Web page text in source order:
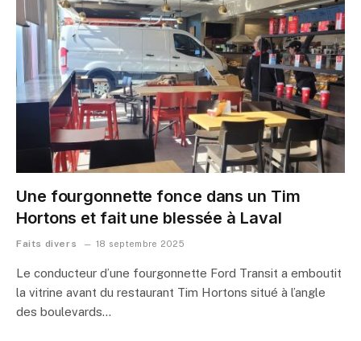
Une fourgonnette fonce dans un Tim
Hortons et fait une blessée à Laval
Faits divers 18 septembre 2025
Le conducteur d’une fourgonnette Ford Transit a emboutit
la vitrine avant du restaurant Tim Hortons situé à l’angle
des boulevards…